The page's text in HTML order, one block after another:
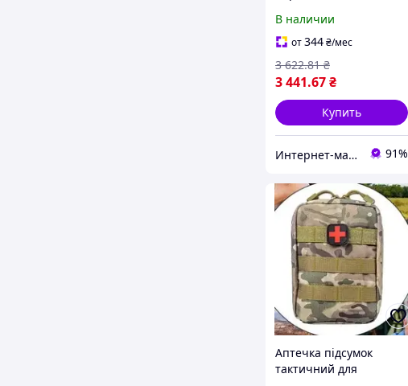
аптечка тактична
рятувальна для ЗСУ
В наличии
от344₴/мес
3 441.67₴
3 622.81 ₴
Купить
Интернет-магазин Allegoriya 91%
Аптечка підсумок
тактичний для